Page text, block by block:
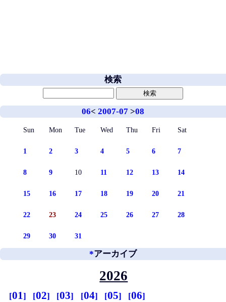
検索
06< 2007-07 >08
Sun Mon Tue Wed Thu Fri Sat
1 2 3 4 5 6 7
8 9 10 11 12 13 14
15 16 17 18 19 20 21
22 23 24 25 26 27 28
29 30 31
*アーカイブ
2026
01 02 03 04 05
06